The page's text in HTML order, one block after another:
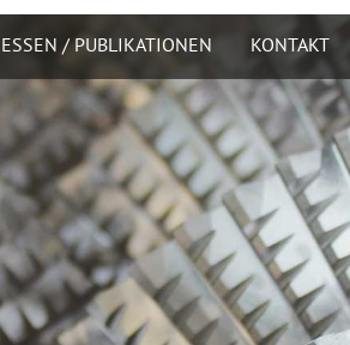
/ PU­BLI­KA­TIO­NEN KON­TAKT